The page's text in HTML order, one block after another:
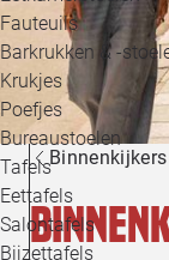
Fauteuils
Barkrukken & -
Krukjes
Poefjes
Bureaustoelen
Tafels
Eettafels
Salontafels
Bijzettafels
Binnenkijkers